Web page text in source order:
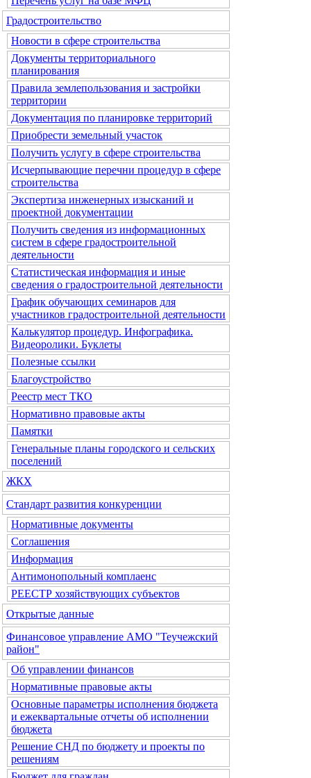
Градостроительство
Новости в сфере строительства
Документы территориального
планирования
Правила землепользования и застройки
территории
Документация по планировке территорий
Приобрести земельный участок
Получить услугу в сфере строительства
Исчерпывающие перечни процедур в сфере
строительства
Экспертиза инженерных изысканий и
проектной документации
Получить сведения из информационных
систем в сфере градостроительной
деятельности
Статистическая информация и иные
сведения о градостроительной деятельности
График обучающих семинаров для
участников градостроительной деятельности
Калькулятор процедур. Инфографика.
Видеоролики. Буклеты
Полезные ссылки
Благоустройство
Реестр мест ТКО
Нормативно правовые акты
Памятки
Генеральные планы городского и сельских
поселений
ЖКХ
Стандарт развития конкуренции
Нормативные документы
Соглашения
Информация
Антимонопольный комплаенс
РЕЕСТР хозяйствующих субъектов
Открытые данные
Финансовое управление АМО "Теучежский
район"
Об управлении финансов
Нормативные правовые акты
Основные параметры исполнения бюджета
и ежеквартальные отчеты об исполнении
бюджета
Решение СНД по бюджету и проекты по
решениям